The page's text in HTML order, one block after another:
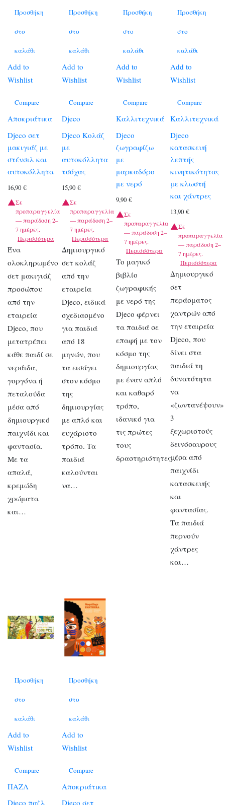
Προσθήκη
στο
καλάθι
Add to
Wishlist
Compare
Αποκριάτικα
Djeco σετ
μακιγιάζ με
στένσιλ και
αυτοκόλλητα
16,90 €
Σε
προπαραγγελία
— παράδοση 2–
7 ημέρες.
Περισσότερα
Ένα
ολοκληρωμένο
σετ μακιγιάζ
προσώπου
από την
εταιρεία
Djeco, που
μετατρέπει
κάθε παιδί σε
νεράιδα,
γοργόνα ή
πεταλούδα
μέσα από
δημιουργικό
παιχνίδι και
φαντασία.
Με τα
απαλά,
κρεμώδη
χρώματα
και…
Προσθήκη
στο
καλάθι
Add to
Wishlist
Compare
Djeco
Djeco Κολάζ
με
αυτοκόλλητα
τσόχας
15,90€
Σε
προπαραγγελία
— παράδοση 2–
7 ημέρες.
Περισσότερα
Δημιουργικό
σετ κολάζ
από την
εταιρεία
Djeco, ειδικά
σχεδιασμένο
για παιδιά
από 18
μηνών, που
τα εισάγει
στον κόσμο
της
δημιουργίας
με απλό και
ευχάριστο
τρόπο. Τα
παιδιά
καλούνται
να…
Προσθήκη
στο
καλάθι
Add to
Wishlist
Compare
Καλλιτεχνικά
Djeco
ζωγραφίζω
με
μαρκαδόρο
με νερό
9,90€
Σε
προπαραγγελία
— παράδοση 2–
7 ημέρες.
Περισσότερα
Το μαγικό
βιβλίο
ζωγραφικής
με νερό της
Djeco φέρνει
τα παιδιά σε
επαφή με τον
κόσμο της
δημιουργίας
με έναν απλό
και καθαρό
τρόπο,
ιδανικό για
τις πρώτες
τους
δραστηριότητες….
Προσθήκη
στο
καλάθι
Add to
Wishlist
Compare
Καλλιτεχνικά
Djeco
κατασκευή
λεπτής
κινητικότητας
με κλωστή
και χάντρες
13,90€
Σε
προπαραγγελία
— παράδοση 2–
7 ημέρες.
Περισσότερα
Δημιουργικό
σετ
περάσματος
χαντρών από
την εταιρεία
Djeco, που
δίνει στα
παιδιά τη
δυνατότητα
να
«ζωντανέψουν»
3
ξεχωριστούς
δεινόσαυρους
μέσα από
παιχνίδι
κατασκευής
και
φαντασίας.
Τα παιδιά
περνούν
χάντρες
και…
Προσθήκη
στο
καλάθι
Add to
Wishlist
Compare
ΠΑΖΛ
Djeco παζλ
Προσθήκη
στο
καλάθι
Add to
Wishlist
Compare
Αποκριάτικα
Djeco σετ